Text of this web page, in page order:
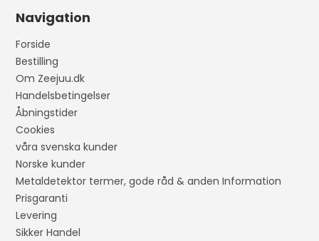
Navigation
Forside
Bestilling
Om Zeejuu.dk
Handelsbetingelser
Åbningstider
Cookies
våra svenska kunder
Norske kunder
Metaldetektor termer, gode råd & anden Information
Prisgaranti
Levering
Sikker Handel